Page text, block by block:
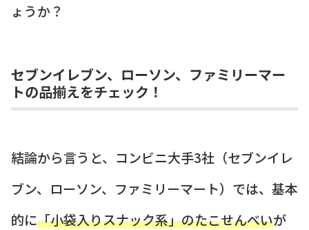
ょうか？
セブンイレブン、ローソン、ファミリーマー
トの品揃えをチェック！
結論から言うと、コンビニ大手3社（セブンイレ
ブン、ローソン、ファミリーマート）では、基本
的に「小袋入りスナック系」のたこせんべいが